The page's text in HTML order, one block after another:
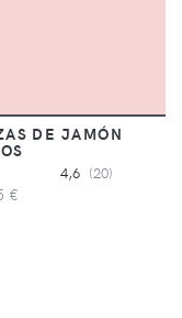
DE JAMÓN
4,6 (20)
€